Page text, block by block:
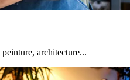
architecture...